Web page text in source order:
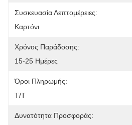
Συσκευασία Λεπτομέρειες:
Καρτόνι
Χρόνος Παράδοσης:
15-25 Ημέρες
Όροι Πληρωμής:
Τ/Τ
Δυνατότητα Προσφοράς: